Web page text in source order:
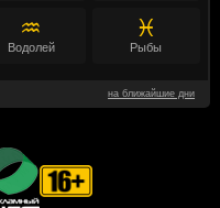
♒
Водолей
♓
Рыбы
на ближайшие дни